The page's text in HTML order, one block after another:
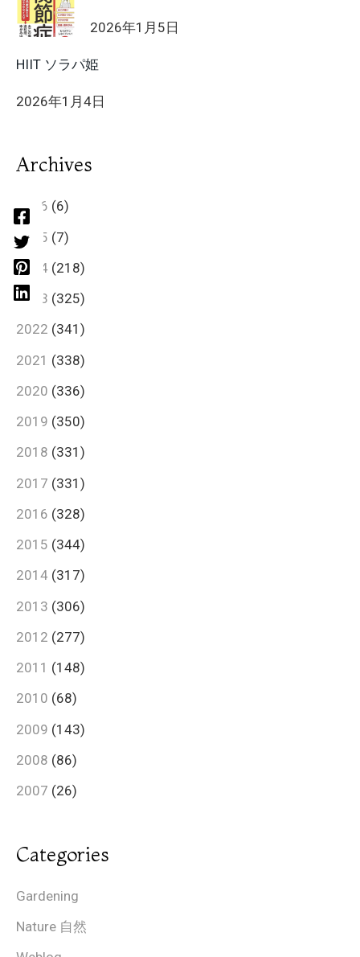
2026年1月5日
HIIT ソラパ姫
2026年1月4日
Archives
2026 (6)
2025 (7)
2024 (218)
2023 (325)
2022 (341)
2021 (338)
2020 (336)
2019 (350)
2018 (331)
2017 (331)
2016 (328)
2015 (344)
2014 (317)
2013 (306)
2012 (277)
2011 (148)
2010 (68)
2009 (143)
2008 (86)
2007 (26)
Categories
Gardening
Nature 自然